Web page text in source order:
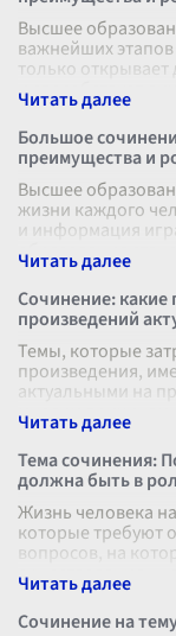
Высшее
важнейших
только
и способствует
Большое
преимущества и
Высшее
жизни каждого
и информация
образования
Сочинение:
произведений
Темы, которые
произведения,
актуальными на
многим причинам,
Тема сочинения:
должна быть в
Жизнь человека
которые требуют
вопросов, на
существования, —
Сочинение на